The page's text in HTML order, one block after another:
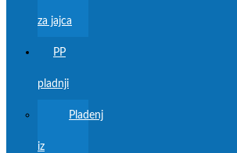
za jajca
PP
pladnji
Pladenj
iz